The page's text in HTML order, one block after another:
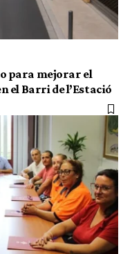
para mejorar el
el Barri de l’Estació